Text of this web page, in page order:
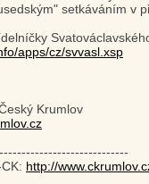
setkáváním v
apps/cz/svvasl.xsp
Krumlov
http://